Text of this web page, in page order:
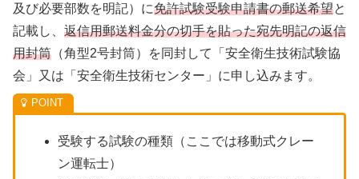
及び必要部数を明記）に免許試験受験申請書の郵送希望と
記載し、 返信用郵送料金分の切手を貼った宛先明記の返信
用封筒 （角型2号封筒）を同封して「安全衛生技術試験協
会」又は「安全衛生技術センター」に申し込みます。
受験する試験の種類（ここでは移動式クレー
ン運転士）